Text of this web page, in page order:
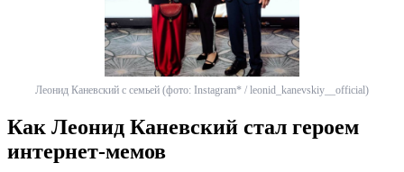
Леонид Каневский с семьей (фото: Instagram* / leonid_kanevskiy__official)
Как Леонид Каневский стал героем
интернет-мемов